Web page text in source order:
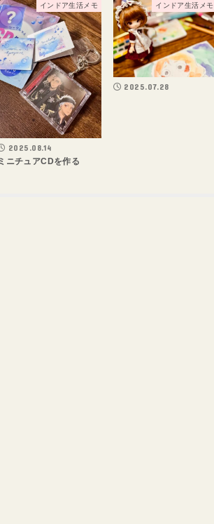
インドア生活メモ
2025.08.14
ミニチュアCDを作る
インドア生活メモ
2025.07.28